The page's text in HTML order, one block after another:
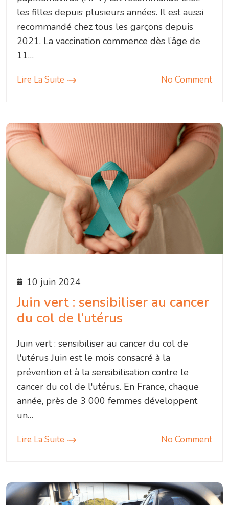
les filles depuis plusieurs années. Il est aussi
recommandé chez tous les garçons depuis
2021. La vaccination commence dès l’âge de
11…
Lire La Suite No Comment
10 juin 2024
Juin vert : sensibiliser au cancer
du col de l’utérus
Juin vert : sensibiliser au cancer du col de
l'utérus Juin est le mois consacré à la
prévention et à la sensibilisation contre le
cancer du col de l'utérus. En France, chaque
année, près de 3 000 femmes développent
un…
Lire La Suite No Comment